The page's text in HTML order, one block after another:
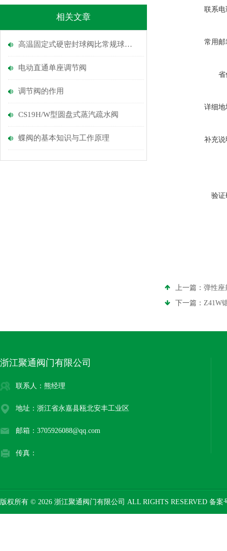
相关文章
高温固定式硬密封球阀比常规球阀好在哪里？
电动直通单座调节阀
调节阀的作用
CS19H/W型圆盘式蒸汽疏水阀
蝶阀的基本知识与工作原理
联系电
常用邮
省
详细地
补充说
验证
上一篇： 弹性座
下一篇： Z41W
浙江聚通阀门有限公司
联系人：熊经理
地址：浙江省永嘉县瓯北安丰工业区
邮箱：3705926088@qq.com
传真：
版权所有 © 2026 浙江聚通阀门有限公司 ALL RIGHTS RESERVED 备案